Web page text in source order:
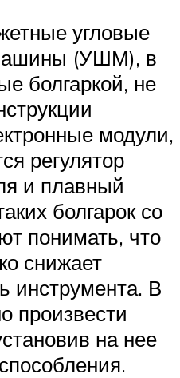
угловые
(УШМ), в
болгаркой, не
модули,
регулятор
и плавный
болгарок со
понимать, что
снижает
инструмента. В
произвести
на нее